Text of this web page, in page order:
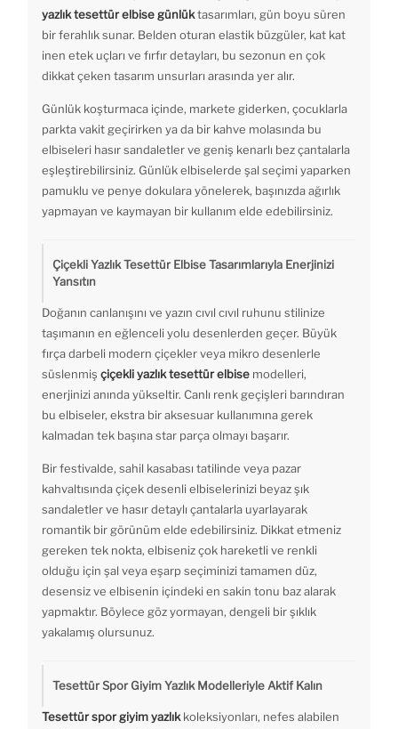
yazlık tesettür elbise günlüktasarımları, gün boyu süren
bir ferahlık sunar. Belden oturan elastik büzgüler, kat kat
inen etek uçları ve fırfır detayları, bu sezonun en çok
dikkat çeken tasarım unsurları arasında yer alır.
Günlük koşturmaca içinde, markete giderken, çocuklarla
parkta vakit geçirirken ya da bir kahve molasında bu
elbiseleri hasır sandaletler ve geniş kenarlı bez çantalarla
eşleştirebilirsiniz. Günlük elbiselerde şal seçimi yaparken
pamuklu ve penye dokulara yönelerek, başınızda ağırlık
yapmayan ve kaymayan bir kullanım elde edebilirsiniz.
Çiçekli Yazlık Tesettür Elbise Tasarımlarıyla Enerjinizi
Yansıtın
Doğanın canlanışını ve yazın cıvıl cıvıl ruhunu stilinize
taşımanın en eğlenceli yolu desenlerden geçer. Büyük
fırça darbeli modern çiçekler veya mikro desenlerle
süslenmiş çiçekli yazlık tesettür elbise modelleri,
enerjinizi anında yükseltir. Canlı renk geçişleri barındıran
bu elbiseler, ekstra bir aksesuar kullanımına gerek
kalmadan tek başına star parça olmayı başarır.
Bir festivalde, sahil kasabası tatilinde veya pazar
kahvaltısında çiçek desenli elbiselerinizi beyaz şık
sandaletler ve hasır detaylı çantalarla uyarlayarak
romantik bir görünüm elde edebilirsiniz. Dikkat etmeniz
gereken tek nokta, elbiseniz çok hareketli ve renkli
olduğu için şal veya eşarp seçiminizi tamamen düz,
desensiz ve elbisenin içindeki en sakin tonu baz alarak
yapmaktır. Böylece göz yormayan, dengeli bir şıklık
yakalamış olursunuz.
Tesettür Spor Giyim Yazlık Modelleriyle Aktif Kalın
Tesettür spor giyim yazlıkkoleksiyonları, nefes alabilen